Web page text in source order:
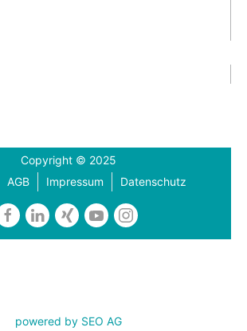
Copyright © 2025
AGB Impressum Datenschutz
powered by SEO AG